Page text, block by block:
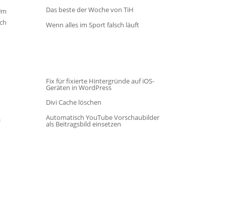
Das beste der Woche von TiH
Wenn alles im Sport falsch läuft
Fix für fixierte Hintergründe auf iOS-
Geräten in WordPress
Divi Cache löschen
Automatisch YouTube Vorschaubilder
als Beitragsbild einsetzen